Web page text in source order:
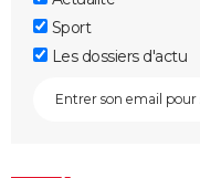
Sport
Les dossiers d'actu